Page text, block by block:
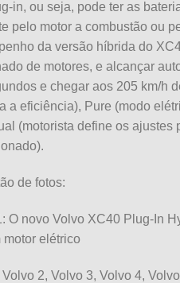
in, ou seja, pode ter as
pelo motor a combustão ou
da versão híbrida do
de motores, e alcançar
e chegar aos 205 km/h
a eficiência), Pure (modo
(motorista define os
de fotos:
O novo Volvo XC40 Plug-In
motor elétrico
Volvo 2, Volvo 3, Volvo 4,